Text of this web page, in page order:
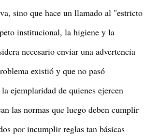
sino que hace un llamado al "estricto
institucional, la higiene y la
necesario enviar una advertencia
existió y que no pasó
ejemplaridad de quienes ejercen
las normas que luego deben cumplir
por incumplir reglas tan básicas